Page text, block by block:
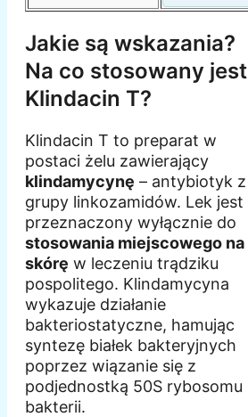
Jakie są wskazania?
Na co stosowany jest
Klindacin T?
Klindacin T to preparat w
postaci żelu zawierający
klindamycynę – antybiotyk z
grupy linkozamidów. Lek jest
przeznaczony wyłącznie do
stosowania miejscowego na
skórę w leczeniu trądziku
pospolitego. Klindamycyna
wykazuje działanie
bakteriostatyczne, hamując
syntezę białek bakteryjnych
poprzez wiązanie się z
podjednostką 50S rybosomu
bakterii.